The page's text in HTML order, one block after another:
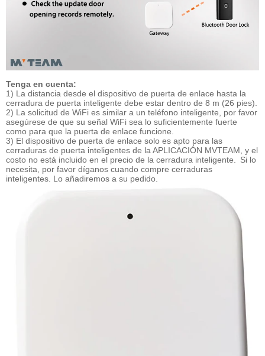
Tenga en cuenta:
1) La distancia desde el dispositivo de puerta de enlace hasta la
cerradura de puerta inteligente debe estar dentro de 8 m (26 pies).
2) La solicitud de WiFi es similar a un teléfono inteligente, por favor
asegúrese de que su señal WiFi sea lo suficientemente fuerte
como para que la puerta de enlace funcione.
3) El dispositivo de puerta de enlace solo es apto para las
cerraduras de puerta inteligentes de la APLICACIÓN MVTEAM, y el
costo no está incluido en el precio de la cerradura inteligente. Si lo
necesita, por favor díganos cuando compre cerraduras
inteligentes. Lo añadiremos a su pedido.